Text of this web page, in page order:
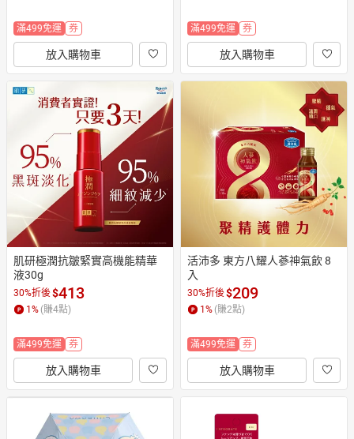
滿499免運 券
放入購物車
滿499免運 券
放入購物車
肌研極潤抗皺緊實高機能精華
液30g
30%折後$413
1 % (賺4點)
滿499免運 券
放入購物車
活沛多 東方八耀人蔘神氣飲 8
入
30%折後$209
1 % (賺2點)
滿499免運 券
放入購物車